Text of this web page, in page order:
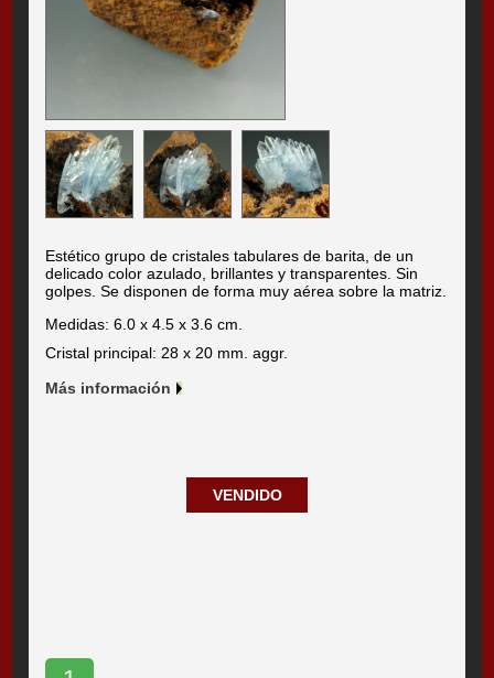
Estético grupo de cristales tabulares de barita, de un
delicado color azulado, brillantes y transparentes. Sin
golpes. Se disponen de forma muy aérea sobre la matriz.
Medidas: 6.0 x 4.5 x 3.6 cm.
Cristal principal: 28 x 20 mm. aggr.
Más información
VENDIDO